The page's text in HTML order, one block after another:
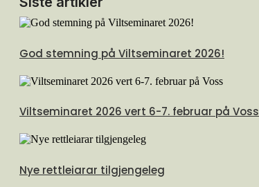
God stemning på Viltseminaret 2026!
Viltseminaret 2026 vert 6-7. februar på Voss
Nye rettleiarar tilgjengeleg